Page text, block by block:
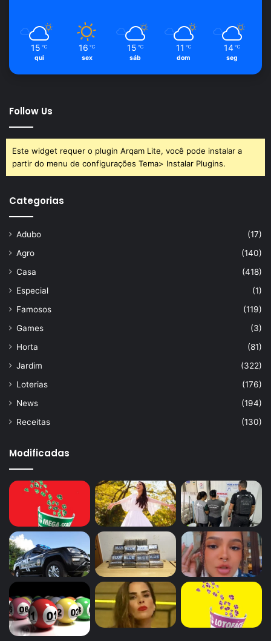
15 ℃
qui
16 ℃
sex
15 ℃
sáb
11 ℃
dom
14 ℃
seg
Follow Us
Este widget requer o plugin Arqam Lite, você pode instalar a
partir do menu de configurações Tema> Instalar Plugins.
Categorias
Adubo
(17)
Agro
(140)
Casa
(418)
Especial
(1)
Famosos
(119)
Games
(3)
Horta
(81)
Jardim
(322)
Loterias
(176)
News
(194)
Receitas
(130)
Modificadas